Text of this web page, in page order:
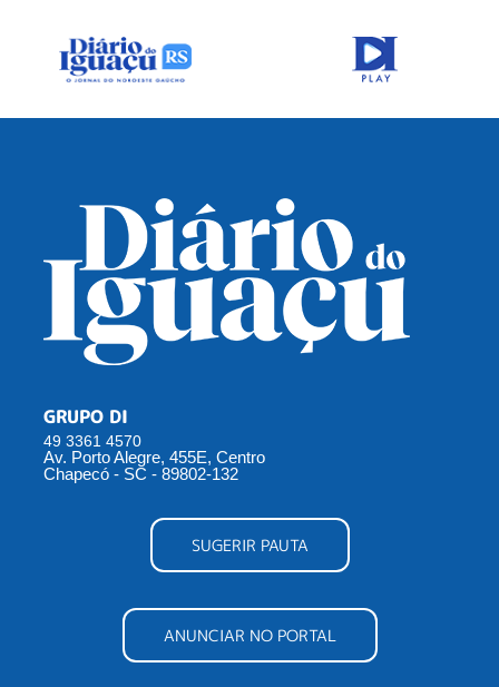
GRUPO DI
49 3361 4570
Av. Porto Alegre, 455E, Centro
Chapecó - SC - 89802-132
SUGERIR PAUTA
ANUNCIAR NO PORTAL